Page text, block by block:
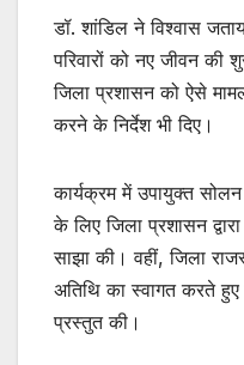
डॉ. शांडिल ने विश्वास
परिवारों को नए जीवन
जिला प्रशासन को ऐसे
करने के निर्देश भी दिए।
कार्यक्रम में उपायुक्त सोलन
के लिए जिला प्रशासन
साझा की। वहीं, जिला
अतिथि का स्वागत करते
प्रस्तुत की।